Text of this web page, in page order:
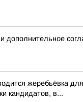
дополнительное
жеребьёвка
кандидатов, в...